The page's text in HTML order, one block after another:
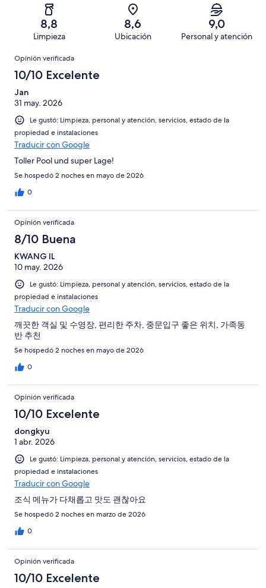
opiniones
opiniones
1007
8,8
Limpieza
8,6
Ubicación
9,0
Personal y atención
Opiniones
Opinión verificada
10/10 Excelente
Jan
31 may. 2026
Le gustó: Limpieza, personal y atención, servicios, estado de la
propiedad e instalaciones
Traducir con Google
Toller Pool und super Lage!
Se hospedó 2 noches en mayo de 2026
0
Opinión verificada
8/10 Buena
KWANG IL
10 may. 2026
Le gustó: Limpieza, personal y atención, servicios, estado de la
propiedad e instalaciones
Traducir con Google
깨끗한 객실 및 수영장, 편리한 주차, 중문입구 좋은 위치, 가족동
반 추천
Se hospedó 2 noches en mayo de 2026
0
Opinión verificada
10/10 Excelente
dongkyu
1 abr. 2026
Le gustó: Limpieza, personal y atención, servicios, estado de la
propiedad e instalaciones
Traducir con Google
조식 메뉴가 다채롭고 맛도 괜찮아요
Se hospedó 2 noches en marzo de 2026
0
Opinión verificada
10/10 Excelente